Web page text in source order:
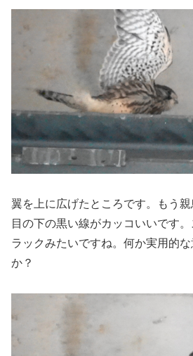
翼を上に広げたところです。もう親
目の下の黒い線がカッコいいです
ラックみたいですね。何か実用的
か？